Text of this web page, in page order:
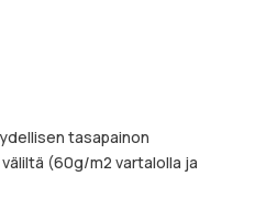
tasapainon
(60g/m2 vartalolla ja